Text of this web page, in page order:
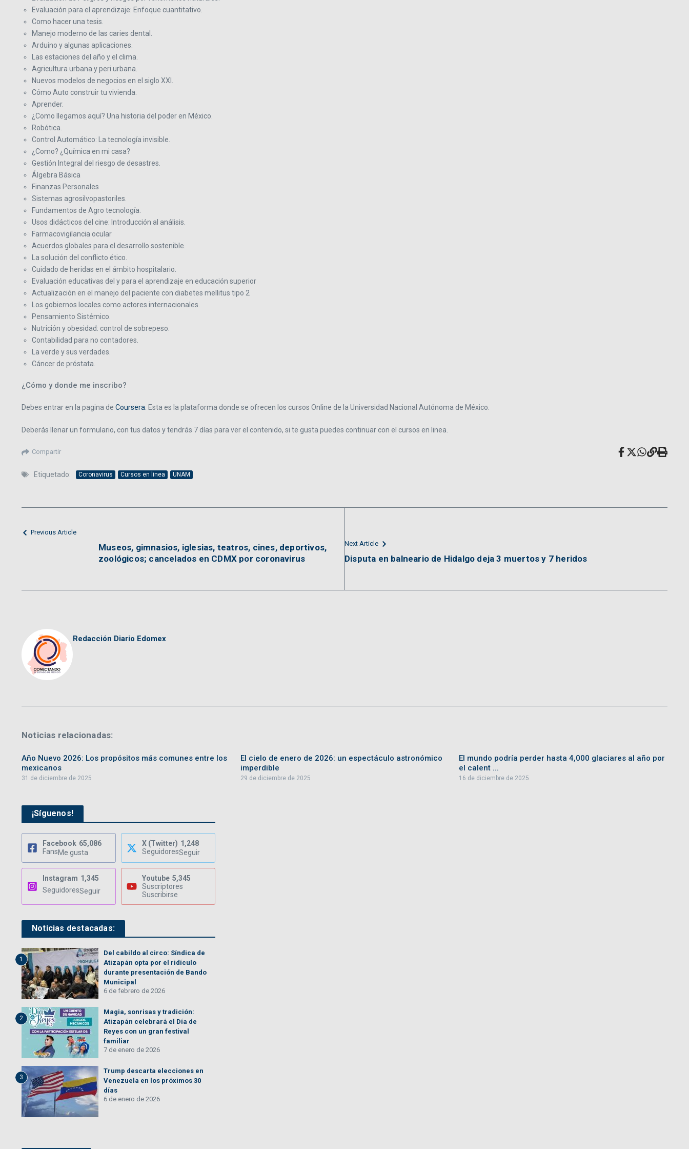
Evaluación para el aprendizaje: Enfoque cuantitativo.
Como hacer una tesis.
Manejo moderno de las caries dental.
Arduino y algunas aplicaciones.
Las estaciones del año y el clima.
Agricultura urbana y peri urbana.
Nuevos modelos de negocios en el siglo XXI.
Cómo Auto construir tu vivienda.
Aprender.
¿Como llegamos aquí? Una historia del poder en México.
Robótica.
Control Automático: La tecnología invisible.
¿Como? ¿Química en mi casa?
Gestión Integral del riesgo de desastres.
Álgebra Básica
Finanzas Personales
Sistemas agrosilvopastoriles.
Fundamentos de Agro tecnología.
Usos didácticos del cine: Introducción al análisis.
Farmacovigilancia ocular
Acuerdos globales para el desarrollo sostenible.
La solución del conflicto ético.
Cuidado de heridas en el ámbito hospitalario.
Evaluación educativas del y para el aprendizaje en educación superior
Actualización en el manejo del paciente con diabetes mellitus tipo 2
Los gobiernos locales como actores internacionales.
Pensamiento Sistémico.
Nutrición y obesidad: control de sobrepeso.
Contabilidad para no contadores.
La verde y sus verdades.
Cáncer de próstata.
¿Cómo y donde me inscribo?
Debes entrar en la pagina de Coursera. Esta es la plataforma donde se ofrecen los cursos Online de la Universidad Nacional Autónoma de México.
Deberás llenar un formulario, con tus datos y tendrás 7 días para ver el contenido, si te gusta puedes continuar con el cursos en linea.
Compartir
Etiquetado: Coronavirus Cursos en linea UNAM
Previous Article
Museos, gimnasios, iglesias, teatros, cines, deportivos,
zoológicos; cancelados en CDMX por coronavirus
Next Article
Disputa en balneario de Hidalgo deja 3 muertos y 7 heridos
Redacción Diario Edomex
Noticias relacionadas:
Año Nuevo 2026: Los propósitos más comunes entre los
mexicanos
31 de diciembre de 2025
El cielo de enero de 2026: un espectáculo astronómico
imperdible
29 de diciembre de 2025
El mundo podría perder hasta 4,000 glaciares al año por
el calent ...
16 de diciembre de 2025
¡Síguenos!
Facebook 65,086
FansMe gusta
X (Twitter) 1,248
SeguidoresSeguir
Instagram 1,345
SeguidoresSeguir
Youtube 5,345
Suscriptores
Suscribirse
Noticias destacadas:
1
Del cabildo al circo: Síndica de
Atizapán opta por el ridículo
durante presentación de Bando
Municipal
6 de febrero de 2026
2
Magia, sonrisas y tradición:
Atizapán celebrará el Día de
Reyes con un gran festival
familiar
7 de enero de 2026
3
Trump descarta elecciones en
Venezuela en los próximos 30
días
6 de enero de 2026